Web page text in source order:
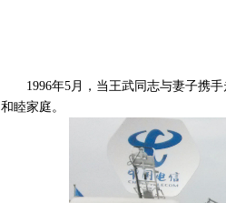
1996年5月，当王武同志与妻子携手
和睦家庭。